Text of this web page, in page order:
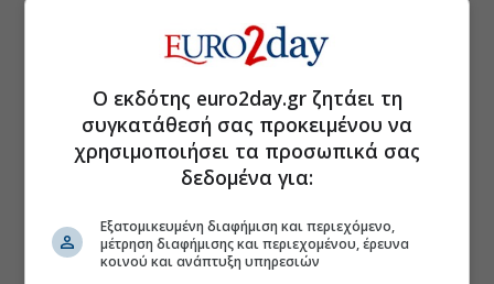
Ο εκδότης euro2day.gr ζητάει τη
συγκατάθεσή σας προκειμένου να
χρησιμοποιήσει τα προσωπικά σας
δεδομένα για:
Εξατομικευμένη διαφήμιση και περιεχόμενο,
μέτρηση διαφήμισης και περιεχομένου, έρευνα
κοινού και ανάπτυξη υπηρεσιών